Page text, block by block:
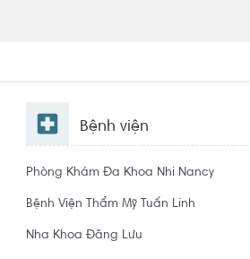
Bệnh viện
Phòng Khám Đa Khoa Nhi Nancy
Bệnh Viện Thẩm Mỹ Tuấn Linh
Nha Khoa Đăng Lưu